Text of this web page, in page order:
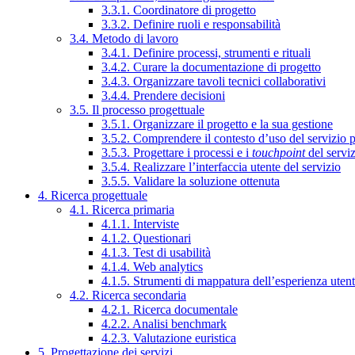
3.3.1. Coordinatore di progetto
3.3.2. Definire ruoli e responsabilità
3.4. Metodo di lavoro
3.4.1. Definire processi, strumenti e rituali
3.4.2. Curare la documentazione di progetto
3.4.3. Organizzare tavoli tecnici collaborativi
3.4.4. Prendere decisioni
3.5. Il processo progettuale
3.5.1. Organizzare il progetto e la sua gestione
3.5.2. Comprendere il contesto d’uso del servizio
3.5.3. Progettare i processi e i touchpointdel
3.5.4. Realizzare l’interfaccia utente del servizio
3.5.5. Validare la soluzione ottenuta
4. Ricerca progettuale
4.1. Ricerca primaria
4.1.1. Interviste
4.1.2. Questionari
4.1.3. Test di usabilità
4.1.4. Web analytics
4.1.5. Strumenti di mappatura dell’esperienza
4.2. Ricerca secondaria
4.2.1. Ricerca documentale
4.2.2. Analisi benchmark
4.2.3. Valutazione euristica
5. Progettazione dei servizi